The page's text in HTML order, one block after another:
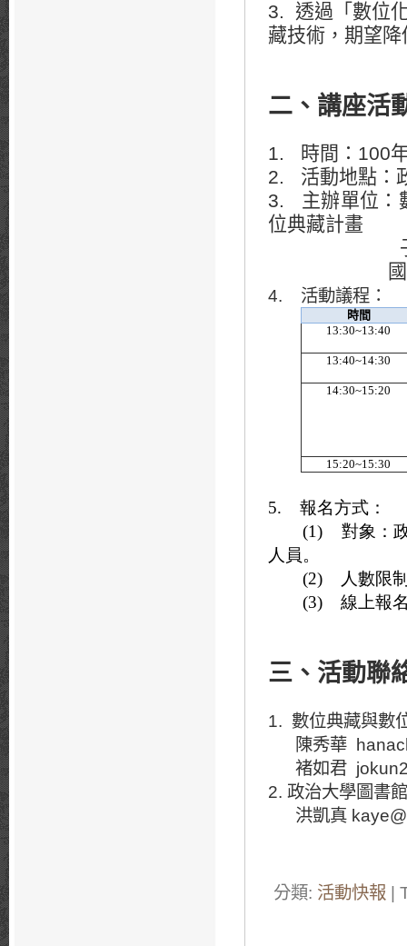
3. 透過「數位
藏技術，期望
二、講座活
1. 時間：100
2. 活動地點：
3. 主辦單位：
位典藏計畫
國立政治
4. 活動議程：
時間
13:30~13:40
13:40~14:30
14:30~15:20
15:20~15:30
5. 報名方式：
(1) 對象：政
人員。
(2) 人數限
(3) 線上報
三、活動聯
1. 數位典藏與數
陳秀華
褚如君
2. 政治大學圖書
洪凱真
分類: 活動快報 |